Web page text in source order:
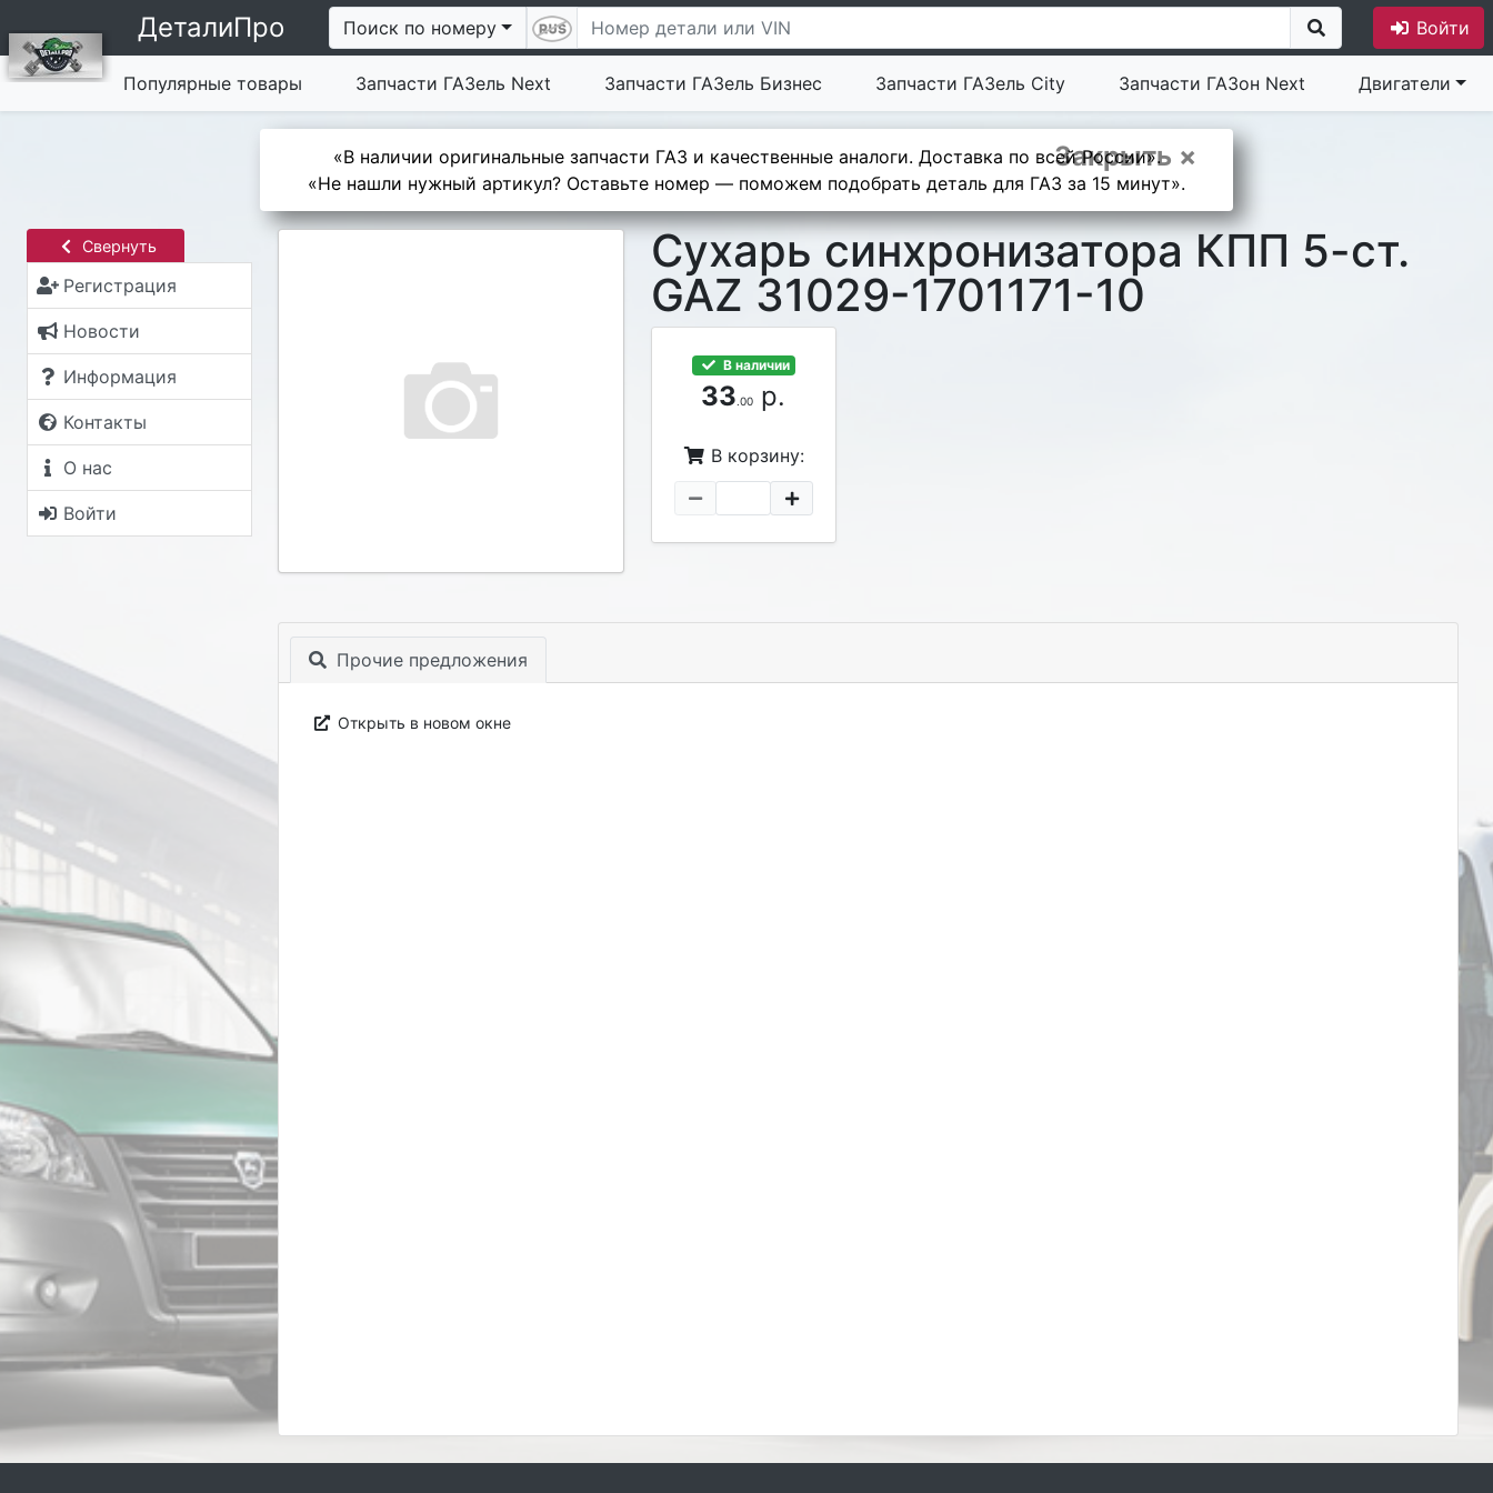
ДеталиПро Поиск по номеру Войти
Популярные товары Запчасти ГАЗель Next Запчасти ГАЗель Бизнес Запчасти ГАЗель City Запчасти ГАЗон Next Двигатели
Закрыть ×
«В наличии оригинальные запчасти ГАЗ и качественные аналоги. Доставка по всей России».
«Не нашли нужный артикул? Оставьте номер — поможем подобрать деталь для ГАЗ за 15 минут».
Свернуть
Регистрация
Новости
Информация
Контакты
О нас
Войти
Сухарь синхронизатора КПП 5-ст.
GAZ 31029-1701171-10
В наличии
33.00 р.
В корзину:
Прочие предложения
Открыть в новом окне